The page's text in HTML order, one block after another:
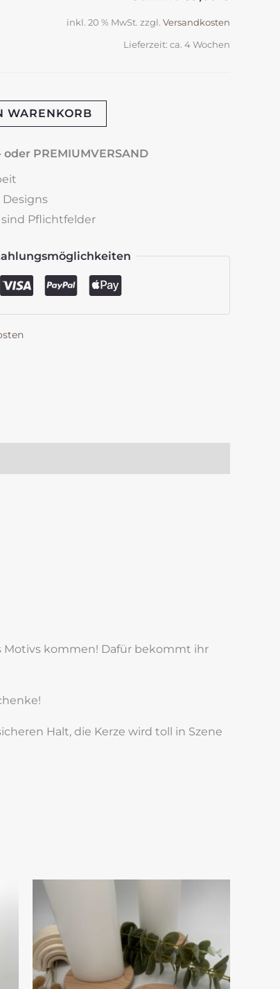
inkl. 20 % MwSt. zzgl. Versandkosten
Lieferzeit: ca. 4 Wochen
WARENKORB
PREMIUMVERSAND
Pflichtfelder
Motivs kommen! Dafür bekommt ihr
Halt, die Kerze wird toll in Szene